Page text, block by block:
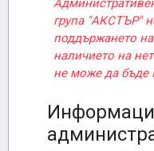
група "АКСТЪР"
поддържането
наличието на
не може да бъде